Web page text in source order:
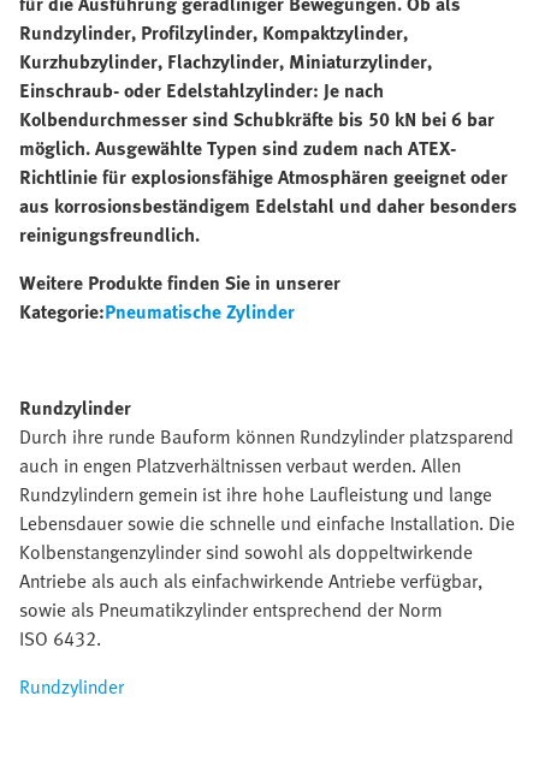
Rundzylinder, Profilzylinder, Kompaktzylinder,
Kurzhubzylinder, Flachzylinder, Miniaturzylinder,
Einschraub- oder Edelstahlzylinder: Je nach
Kolbendurchmesser sind Schubkräfte bis 50 kN bei 6 bar
möglich. Ausgewählte Typen sind zudem nach ATEX-
Richtlinie für explosionsfähige Atmosphären geeignet oder
aus korrosionsbeständigem Edelstahl und daher besonders
reinigungsfreundlich.
Weitere Produkte finden Sie in unserer
Kategorie:Pneumatische Zylinder
Rundzylinder
Durch ihre runde Bauform können Rundzylinder platzsparend
auch in engen Platzverhältnissen verbaut werden. Allen
Rundzylindern gemein ist ihre hohe Laufleistung und lange
Lebensdauer sowie die schnelle und einfache Installation. Die
Kolbenstangenzylinder sind sowohl als doppeltwirkende
Antriebe als auch als einfachwirkende Antriebe verfügbar,
sowie als Pneumatikzylinder entsprechend der Norm
ISO 6432.
Rundzylinder